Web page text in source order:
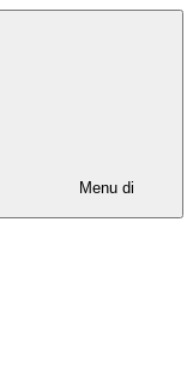
Menu di